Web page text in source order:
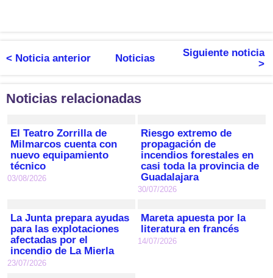
< Noticia anterior Noticias
Siguiente noticia
>
Noticias relacionadas
El Teatro Zorrilla de
Milmarcos cuenta con
nuevo equipamiento
técnico
03/08/2026
Riesgo extremo de
propagación de
incendios forestales en
casi toda la provincia de
Guadalajara
30/07/2026
La Junta prepara ayudas
para las explotaciones
afectadas por el
incendio de La Mierla
23/07/2026
Mareta apuesta por la
literatura en francés
14/07/2026